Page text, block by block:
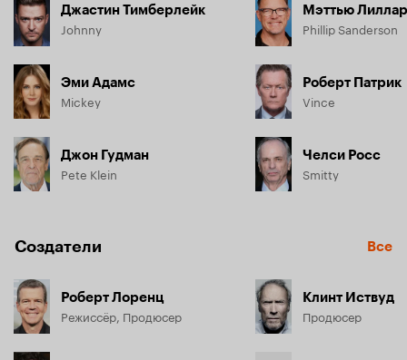
Джастин Тимберлейк
Johnny
Эми Адамс
Mickey
Джон Гудман
Pete Klein
Мэттью
Phillip Sanderson
Роберт Патрик
Vince
Челси Росс
Smitty
Создатели Все
Роберт Лоренц
Режиссёр, Продюсер
Клинт Иствуд
Продюсер